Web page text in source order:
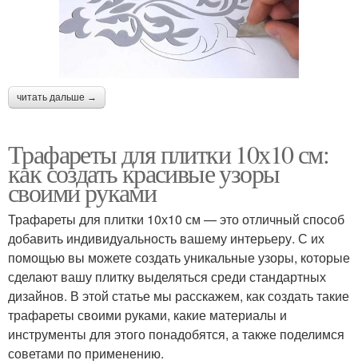
читать дальше →
Трафареты для плитки 10х10 см:
как создать красивые узоры
своими руками
Трафареты для плитки 10х10 см — это отличный способ
добавить индивидуальность вашему интерьеру. С их
помощью вы можете создать уникальные узоры, которые
сделают вашу плитку выделяться среди стандартных
дизайнов. В этой статье мы расскажем, как создать такие
трафареты своими руками, какие материалы и
инструменты для этого понадобятся, а также поделимся
советами по применению.